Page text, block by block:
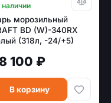
наличии
морозильный
BD (W)-340RX
(318л, -24/+5)
100 ₽
В корзину